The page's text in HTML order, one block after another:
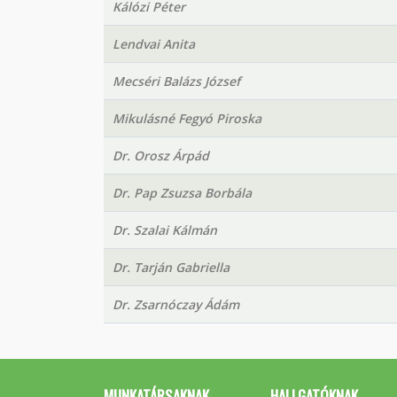
Kálózi Péter
Lendvai Anita
Mecséri Balázs József
Mikulásné Fegyó Piroska
Dr. Orosz Árpád
Dr. Pap Zsuzsa Borbála
Dr. Szalai Kálmán
Dr. Tarján Gabriella
Dr. Zsarnóczay Ádám